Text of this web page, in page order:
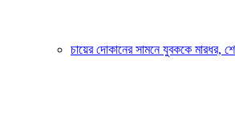
চায়ের দোকানের সামনে যুবককে মারধর,